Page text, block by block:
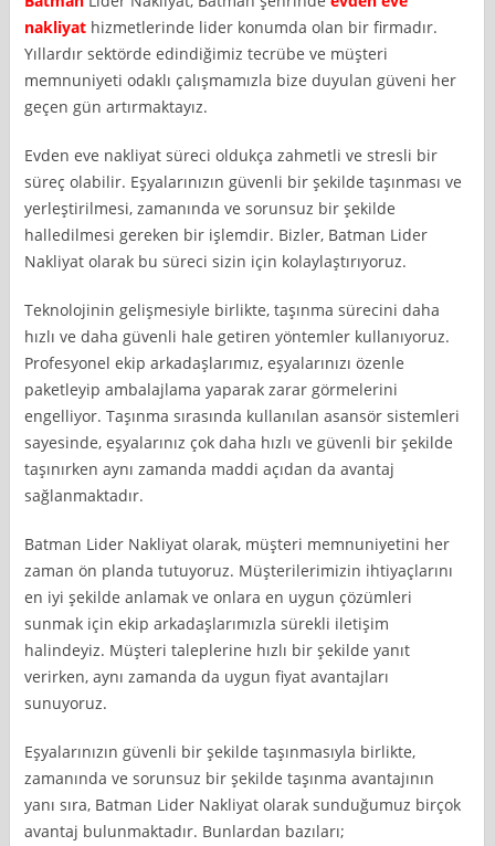
nakliyat hizmetlerinde lider konumda olan bir firmadır.
Yıllardır sektörde edindiğimiz tecrübe ve müşteri
memnuniyeti odaklı çalışmamızla bize duyulan güveni her
geçen gün artırmaktayız.
Evden eve nakliyat süreci oldukça zahmetli ve stresli bir
süreç olabilir. Eşyalarınızın güvenli bir şekilde taşınması ve
yerleştirilmesi, zamanında ve sorunsuz bir şekilde
halledilmesi gereken bir işlemdir. Bizler, Batman Lider
Nakliyat olarak bu süreci sizin için kolaylaştırıyoruz.
Teknolojinin gelişmesiyle birlikte, taşınma sürecini daha
hızlı ve daha güvenli hale getiren yöntemler kullanıyoruz.
Profesyonel ekip arkadaşlarımız, eşyalarınızı özenle
paketleyip ambalajlama yaparak zarar görmelerini
engelliyor. Taşınma sırasında kullanılan asansör sistemleri
sayesinde, eşyalarınız çok daha hızlı ve güvenli bir şekilde
taşınırken aynı zamanda maddi açıdan da avantaj
sağlanmaktadır.
Batman Lider Nakliyat olarak, müşteri memnuniyetini her
zaman ön planda tutuyoruz. Müşterilerimizin ihtiyaçlarını
en iyi şekilde anlamak ve onlara en uygun çözümleri
sunmak için ekip arkadaşlarımızla sürekli iletişim
halindeyiz. Müşteri taleplerine hızlı bir şekilde yanıt
verirken, aynı zamanda da uygun fiyat avantajları
sunuyoruz.
Eşyalarınızın güvenli bir şekilde taşınmasıyla birlikte,
zamanında ve sorunsuz bir şekilde taşınma avantajının
yanı sıra, Batman Lider Nakliyat olarak sunduğumuz birçok
avantaj bulunmaktadır. Bunlardan bazıları;